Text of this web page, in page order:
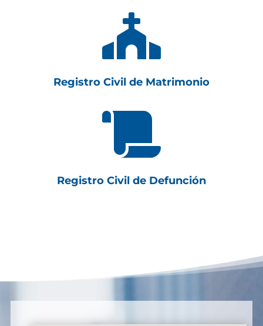

Registro Civil de Matrimonio

Registro Civil de Defunción